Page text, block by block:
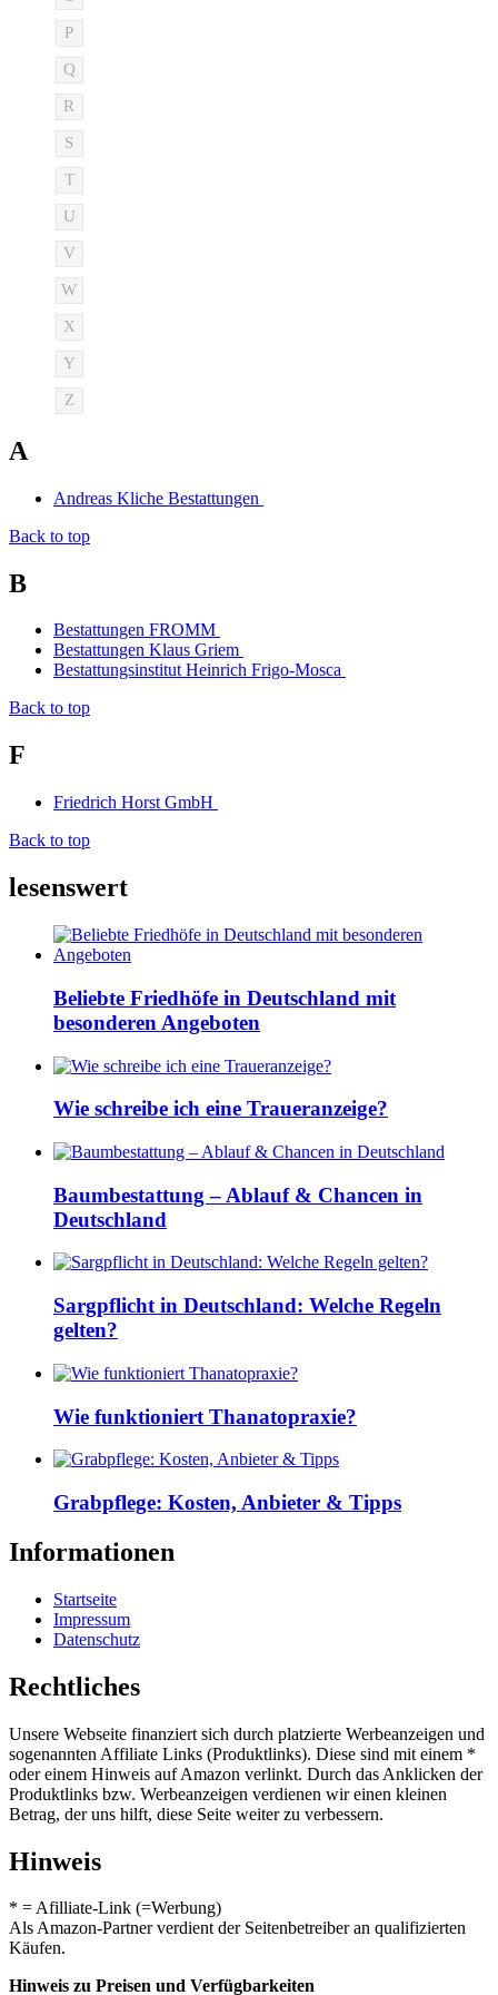
P
Q
R
S
T
U
V
W
X
Y
Z
A
Andreas Kliche Bestattungen
Back to top
B
Bestattungen FROMM
Bestattungen Klaus Griem
Bestattungsinstitut Heinrich Frigo-Mosca
Back to top
F
Friedrich Horst GmbH
Back to top
lesenswert
Beliebte Friedhöfe in Deutschland mit
besonderen Angeboten
Wie schreibe ich eine Traueranzeige?
Baumbestattung – Ablauf & Chancen in
Deutschland
Sargpflicht in Deutschland: Welche Regeln
gelten?
Wie funktioniert Thanatopraxie?
Grabpflege: Kosten, Anbieter & Tipps
Informationen
Startseite
Impressum
Datenschutz
Rechtliches
Unsere Webseite finanziert sich durch platzierte Werbeanzeigen und
sogenannten Affiliate Links (Produktlinks). Diese sind mit einem *
oder einem Hinweis auf Amazon verlinkt. Durch das Anklicken der
Produktlinks bzw. Werbeanzeigen verdienen wir einen kleinen
Betrag, der uns hilft, diese Seite weiter zu verbessern.
Hinweis
* = Afilliate-Link (=Werbung)
Als Amazon-Partner verdient der Seitenbetreiber an qualifizierten
Käufen.
Hinweis zu Preisen und Verfügbarkeiten